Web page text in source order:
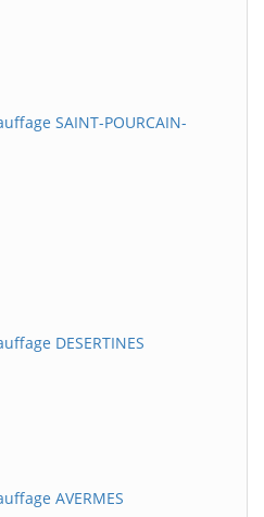
SAINT-POURCAIN-
DESERTINES
AVERMES